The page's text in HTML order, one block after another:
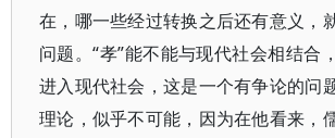
在，哪一些经过转换之后还有意义，
问题。“孝”能不能与现代社会相结合
进入现代社会，这是一个有争论的问
理论，似乎不可能，因为在他看来，